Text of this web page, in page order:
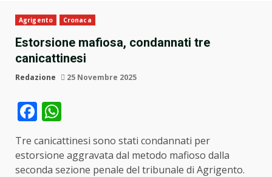
Agrigento Cronaca
Estorsione mafiosa, condannati tre
canicattinesi
Redazione 25 Novembre 2025
Facebook
Tre canicattinesi sono stati condannati per
estorsione aggravata dal metodo mafioso dalla
seconda sezione penale del tribunale di Agrigento.